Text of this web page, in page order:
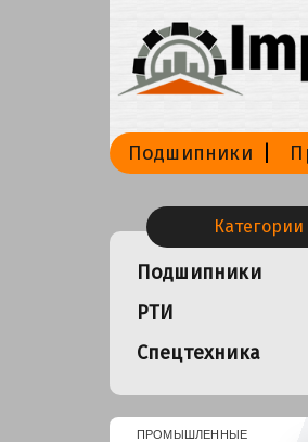
Подшипники
Категории
Подшипники
РТИ
Спецтехника
ПРОМЫШЛЕННЫЕ